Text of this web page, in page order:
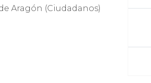
Aragón (Ciudadanos)